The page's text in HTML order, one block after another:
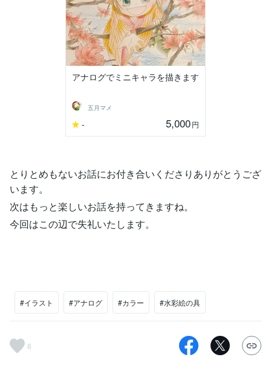
アナログでミニキャラを描きます
五月マメ
- 5,000円
とりとめもないお話にお付き合いくださりありがとうござ
います。
次はもっと楽しいお話を持ってきますね。
今回はこの辺で失礼いたします。
#イラスト #アナログ #カラー #水彩絵の具
8